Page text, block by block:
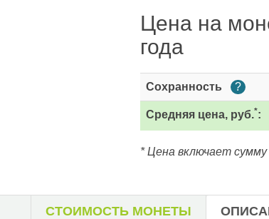
Цена на
года
Сохранность ?
Средняя цена, руб.*:
* Цена включает сумму
СТОИМОСТЬ МОНЕТЫ